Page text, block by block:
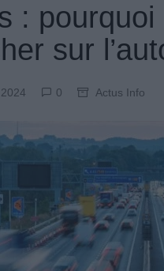
:
sur
0 Actus Info